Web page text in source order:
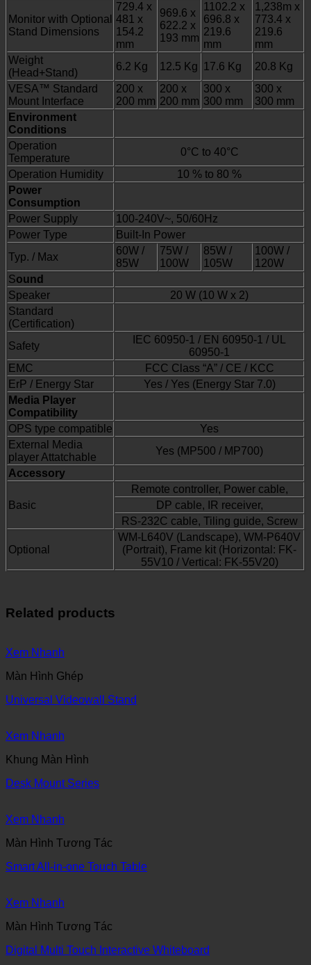
Monitor with Optional
Stand Dimensions
729.4 x
481 x
154.2
mm
969.6 x
622.2 x
193 mm
1102.2 x
696.8 x
219.6
mm
1,238m x
773.4 x
219.6
mm
Weight
(Head+Stand)
6.2 Kg 12.5 Kg 17.6 Kg
20.8 Kg
VESA™ Standard
Mount Interface
200 x
200 mm
200 x
200 mm
300 x
300 mm
300 x
300 mm
Environment
Conditions
Operation
Temperature
0°C to 40°C
Operation Humidity
10 % to 80 %
Power
Consumption
Power Supply
100-240V~, 50/60Hz
Power Type
Built-In Power
Typ. / Max
60W /
85W
75W /
100W
85W /
105W
100W /
120W
Sound
Speaker
20 W (10 W x 2)
Standard
(Certification)
Safety
IEC 60950-1 / EN 60950-1 / UL
60950-1
EMC
FCC Class “A” / CE / KCC
ErP / Energy Star
Yes / Yes (Energy Star 7.0)
Media Player
Compatibility
OPS type compatible
Yes
External Media
player Attatchable
Yes (MP500 / MP700)
Accessory
Basic
Remote controller, Power cable,
DP cable, IR receiver,
RS-232C cable, Tiling guide, Screw
Optional
WM-L640V (Landscape), WM-P640V
(Portrait), Frame kit (Horizontal: FK-
55V10 / Vertical: FK-55V20)
Related products
Xem Nhanh
Màn Hình Ghép
Universal Videowall Stand
Xem Nhanh
Khung Màn Hình
Desk Mount Series
Xem Nhanh
Màn Hình Tương Tác
Smart All-in-one Touch Table
Xem Nhanh
Màn Hình Tương Tác
Digital Multi Touch Interactive Whiteboard